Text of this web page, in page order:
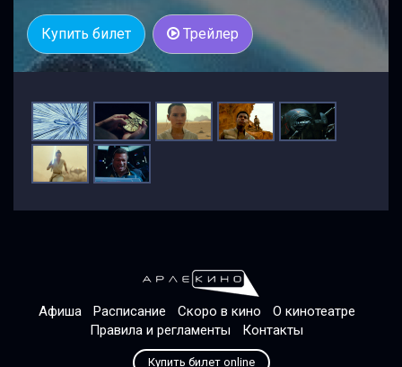
Купить билет Трейлер
Афиша Расписание Скоро в кино
О кинотеатре
Правила и регламенты
Контакты
Купить билет online